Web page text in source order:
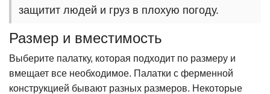
защитит людей и груз в плохую погоду.
Размер и вместимость
Выберите палатку, которая подходит по размеру и
вмещает все необходимое. Палатки с ферменной
конструкцией бывают разных размеров. Некоторые